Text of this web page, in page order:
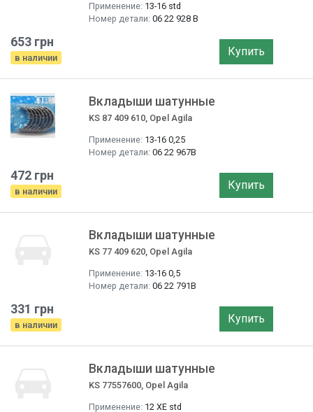
Применение: 13-16 std
Номер детали: 06 22 928 B
653 грн
в наличии Купить
Вкладыши шатунные
KS 87 409 610, Opel Agila
Применение: 13-16 0,25
Номер детали: 06 22 967B
472 грн
в наличии Купить
Вкладыши шатунные
KS 77 409 620, Opel Agila
Применение: 13-16 0,5
Номер детали: 06 22 791B
331 грн
в наличии Купить
Вкладыши шатунные
KS 77557600, Opel Agila
Применение: 12 XE std